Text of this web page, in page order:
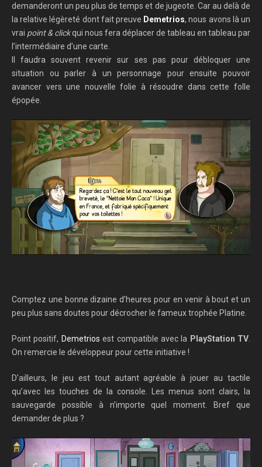
demanderont un peu plus de temps et de jugeote. Car au delà de
la relative légèreté dont fait preuve Demetrios, nous avons là un
vrai point & clickqui nous fera déplacer de tableau en tableau par
l’intermédiaire d’une carte.
Il faudra souvent revenir sur ses pas pour débloquer une
situation ou parler à un personnage pour ensuite pouvoir
avancer vers une nouvelle folie à résoudre dans cette folle
épopée.
Comptez une bonne dizaine d’heures pour en venir à bout et un
peu plus sans doutes pour décrocher le fameux trophée Platine.
Point positif, Demetrios est compatible avec la PlayStation TV
On remercie le développeur pour cette initiative !
D’ailleurs, le jeu est tout autant agréable à jouer au tactile
qu’avec les touches de la console. Les menus sont clairs, la
sauvegarde possible à n’importe quel moment. Bref que
demander de plus ?